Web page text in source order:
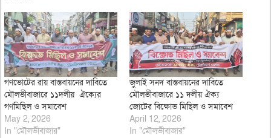
গণভোটের রায় বাস্তবায়নের দাবিতে
মৌলভীবাজারে ১১দলীয় ঐক্যের
গণমিছিল ও সমাবেশ
May 2, 2026
In "মৌলভীবাজার"
জুলাই সনদ বাস্তবায়নের দাবিতে
মৌলভীবাজারে ১১ দলীয় ঐক্য
জোটের বিক্ষোভ মিছিল ও সমাবেশ
April 12, 2026
In "মৌলভীবাজার"